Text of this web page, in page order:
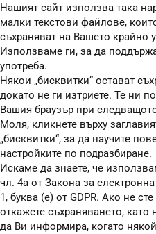
Нашият сайт използва така
малки текстови файлове,
съхраняват на Вашето крайно
Използваме ги, за да
употреба.
Някои „бисквитки“ остават
докато не ги изтриете. Те ни
Вашия браузър при
Моля, кликнете върху
„бисквитки“, за да научите
настройките по подразбиране.
Искаме да знаете, че
чл. 4а от Закона за
1, буква (е) от GDPR. Ако не
откажете съхраняването, като
да Ви информира, когато